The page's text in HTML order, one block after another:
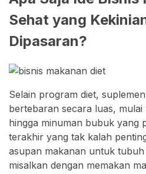
Sehat yang
Dipasaran?
Selain program diet,
bertebaran secara luas,
hingga minuman bubuk yang
terakhir yang tak kalah
asupan makanan untuk tubuh
misalkan dengan memakan